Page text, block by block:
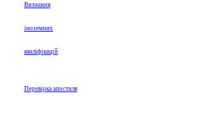
Визнання
іноземних
кваліфікацій
Перевірка апостиля